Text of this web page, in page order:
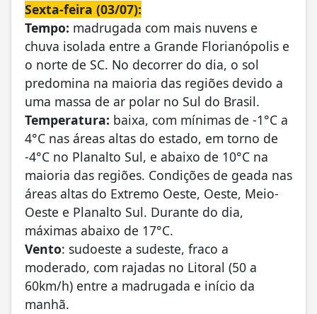
Sexta-feira (03/07):
Tempo: madrugada com mais nuvens e
chuva isolada entre a Grande Florianópolis e
o norte de SC. No decorrer do dia, o sol
predomina na maioria das regiões devido a
uma massa de ar polar no Sul do Brasil.
Temperatura: baixa, com mínimas de -1°C a
4°C nas áreas altas do estado, em torno de
-4°C no Planalto Sul, e abaixo de 10°C na
maioria das regiões. Condições de geada nas
áreas altas do Extremo Oeste, Oeste, Meio-
Oeste e Planalto Sul. Durante do dia,
máximas abaixo de 17°C.
Vento: sudoeste a sudeste, fraco a
moderado, com rajadas no Litoral (50 a
60km/h) entre a madrugada e início da
manhã.